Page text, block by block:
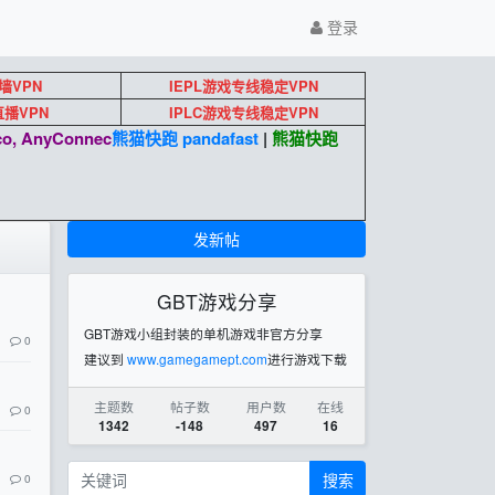
登录
VPN
IEPL游戏专线稳定VPN
VPN IPLC游戏专线稳定VPN
AnyConnec熊猫快跑 pandafast| 熊猫快跑
0
0
0
发新帖
GBT游戏分享
GBT游戏小组封装的单机游戏非官方分享
建议到 www.gamegamept.com进行游戏下载
主题数
1342
帖子数
-148
用户数
497
在线
16
搜索